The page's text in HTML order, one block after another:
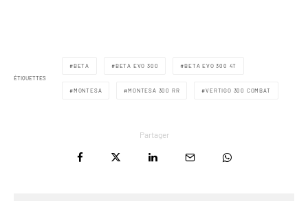
ÉTIQUETTES
BETA BETA EVO 300 BETA EVO 300 4T
MONTESA MONTESA 300 RR VERTIGO 300 COMBAT
Partager